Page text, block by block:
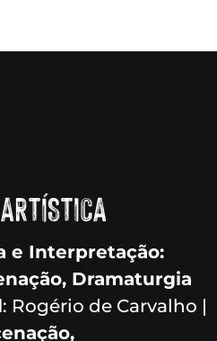
e Interpretação:
Dramaturgia
: Rogério de Carvalho |